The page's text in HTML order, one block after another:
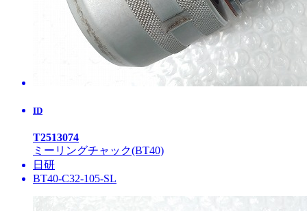
ID
T2513074
ミーリングチャック(BT40)
日研
BT40-C32-105-SL